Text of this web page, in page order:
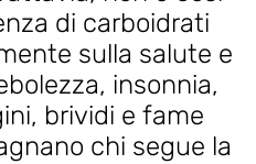
di carboidrati
sulla salute e
insonnia,
brividi e fame
chi segue la